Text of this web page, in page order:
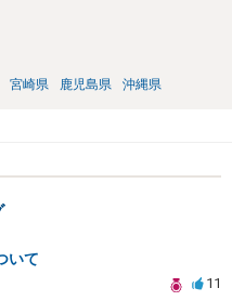
宮崎県 鹿児島県 沖縄県
いて
11